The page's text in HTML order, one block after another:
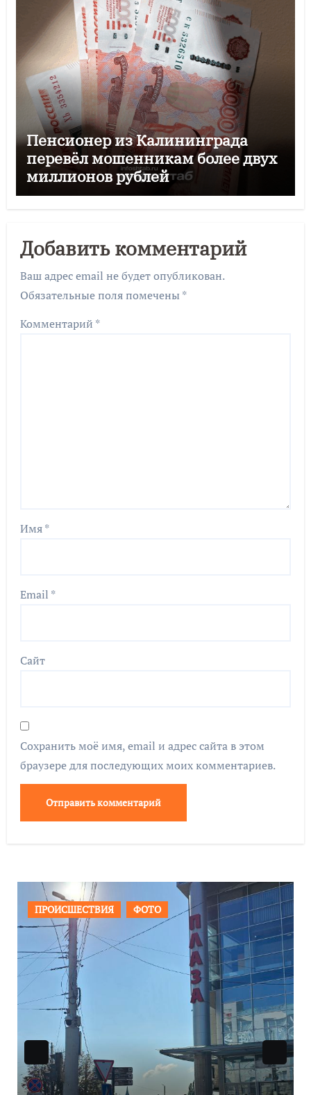
Пенсионер из Калининграда
перевёл мошенникам более двух
миллионов рублей
Добавить комментарий
Ваш адрес email не будет опубликован.
Обязательные поля помечены *
Комментарий *
Имя*
Email *
Сайт
Сохранить моё имя, email и адрес сайта в этом
браузере для последующих моих комментариев.
ОБЩЕСТВО ФОТО